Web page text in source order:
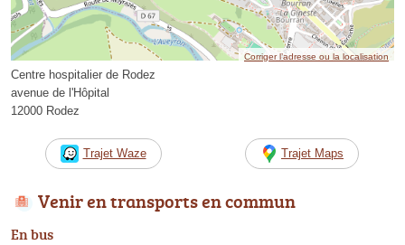
Corriger l’adresse ou la localisation
Centre hospitalier de Rodez
avenue de l'Hôpital
12000 Rodez
Trajet Waze Trajet Maps
Venir en transports en commun
En bus